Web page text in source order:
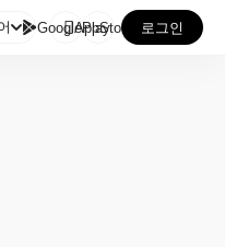
GooglePlay
AppStore 로그인